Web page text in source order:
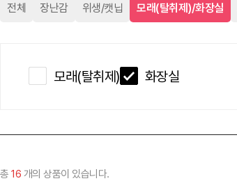
전체 장난감 위생/캣닙 모래(탈취제)/화장실
모래(탈취제) 화장실
총16 개의 상품이 있습니다.